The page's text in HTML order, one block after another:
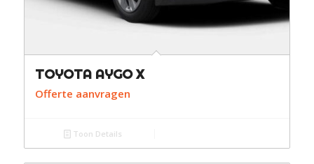
TOYOTA AYGO X
Offerte aanvragen
Toon Details